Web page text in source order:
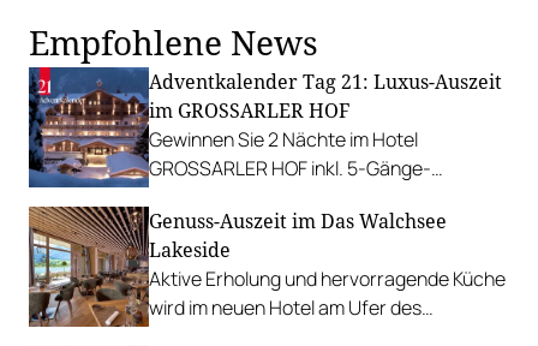
Empfohlene News
Adventkalender Tag 21: Luxus-Auszeit
im GROSSARLER HOF
Gewinnen Sie 2 Nächte im Hotel
GROSSARLER HOF inkl. 5-Gänge-
Genuss-Auszeit im Das Walchsee
Lakeside
Aktive Erholung und hervorragende Küche
wird im neuen Hotel am Ufer des